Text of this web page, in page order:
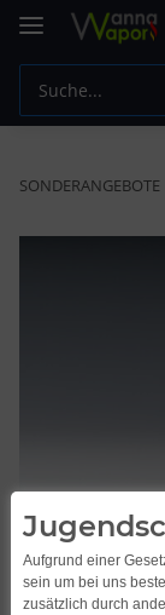
SONDERANGEBOTE
Aufgrund einer
sein um bei uns
zusätzlich durch